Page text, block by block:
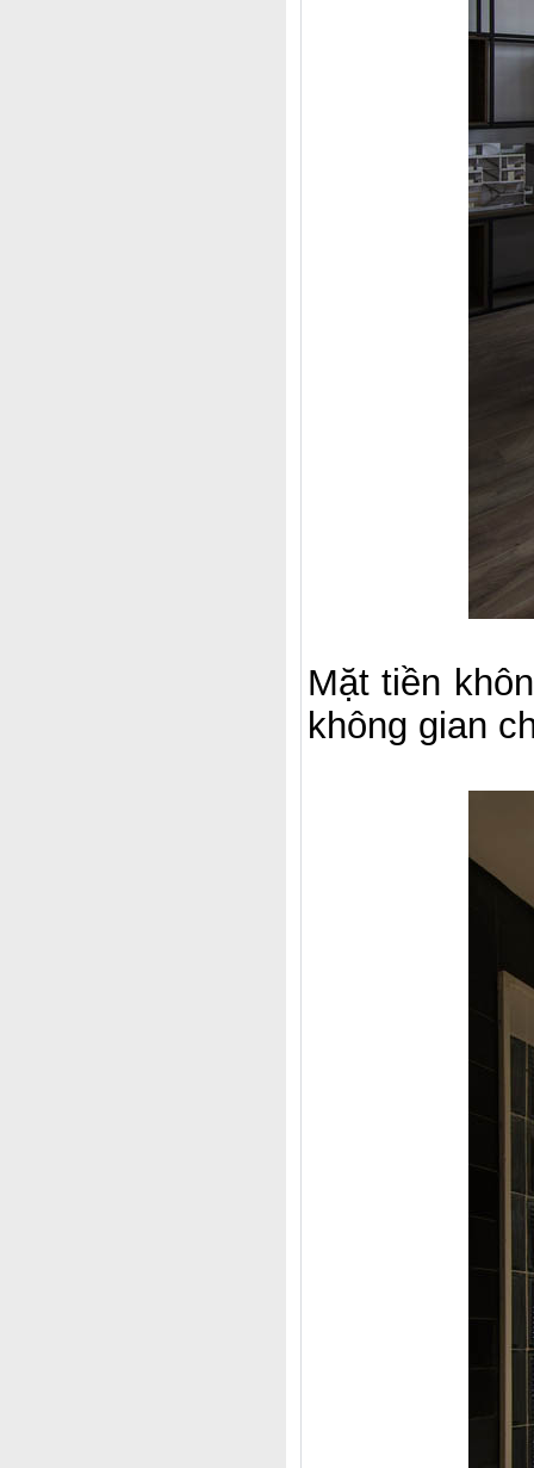
Mặt tiền
không gian